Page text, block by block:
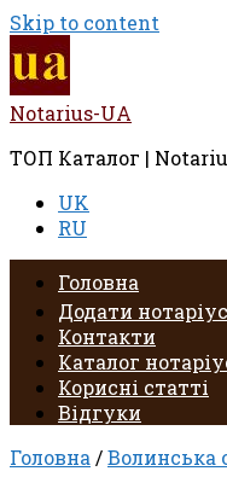
Skip to content
Notarius-UA
ТОП Каталог |
UK
RU
Головна
Додати
Контакти
Каталог
Корисні статті
Відгуки
Головна /Волинська